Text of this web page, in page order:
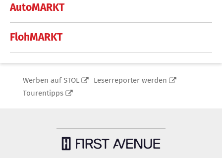
AutoMARKT
FlohMARKT
Werben auf STOL
Leserreporter werden
Tourentipps